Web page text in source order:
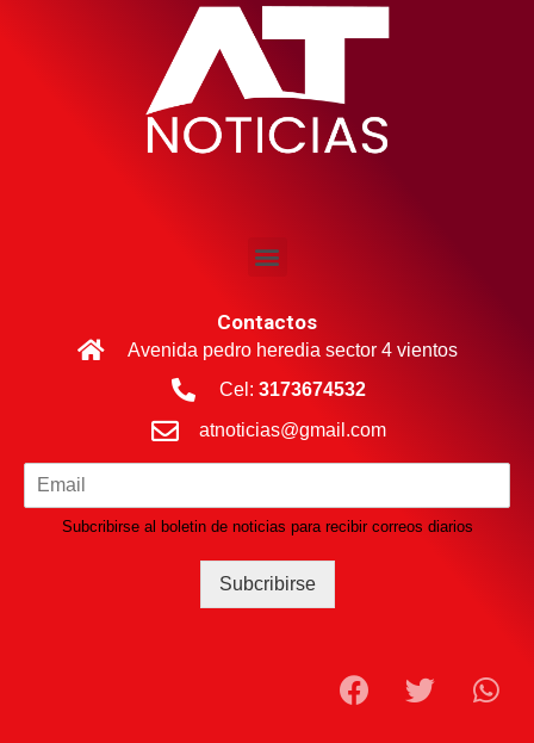
Contactos
Avenida pedro heredia sector 4 vientos
Cel: 3173674532
atnoticias@gmail.com
Subcribirse al boletin de noticias para recibir correos diarios
Subcribirse